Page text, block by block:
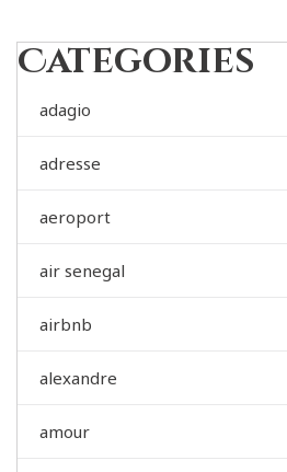
Categories
adagio
adresse
aeroport
air senegal
airbnb
alexandre
amour